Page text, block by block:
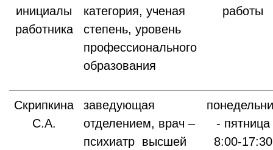
инициалы
работника
категория, ученая
степень, уровень
профессионального
образования
работы
Скрипкина
С.А.
заведующая
отделением, врач –
психиатр высшей
- пятница
8:00-17:30